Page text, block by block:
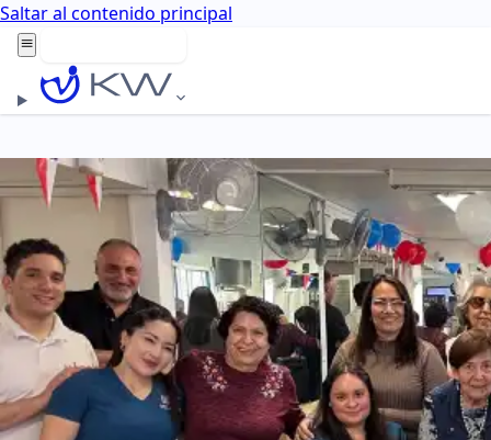
Saltar al contenido principal